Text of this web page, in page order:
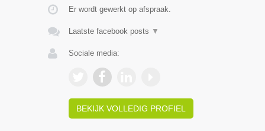
Er wordt gewerkt op afspraak.
Laatste facebook posts ▼
Sociale media:
BEKIJK VOLLEDIG PROFIEL